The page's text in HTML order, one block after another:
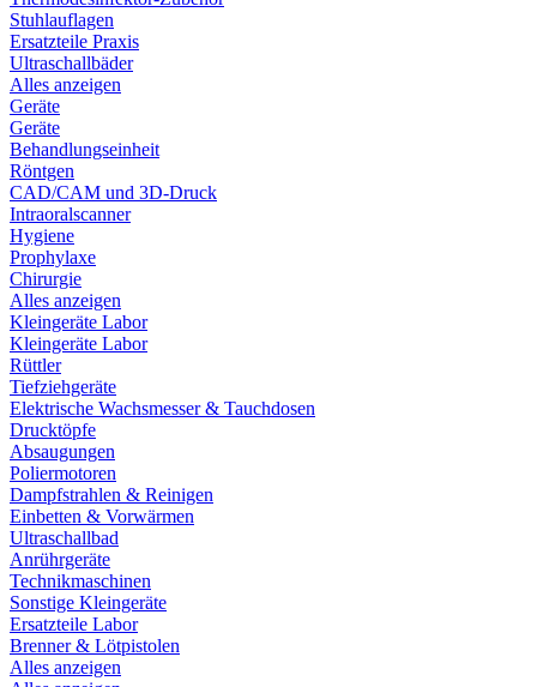
Stuhlauflagen
Ersatzteile Praxis
Ultraschallbäder
Alles anzeigen
Geräte
Geräte
Behandlungseinheit
Röntgen
CAD/CAM und 3D-Druck
Intraoralscanner
Hygiene
Prophylaxe
Chirurgie
Alles anzeigen
Kleingeräte Labor
Kleingeräte Labor
Rüttler
Tiefziehgeräte
Elektrische Wachsmesser & Tauchdosen
Drucktöpfe
Absaugungen
Poliermotoren
Dampfstrahlen & Reinigen
Einbetten & Vorwärmen
Ultraschallbad
Anrührgeräte
Technikmaschinen
Sonstige Kleingeräte
Ersatzteile Labor
Brenner & Lötpistolen
Alles anzeigen